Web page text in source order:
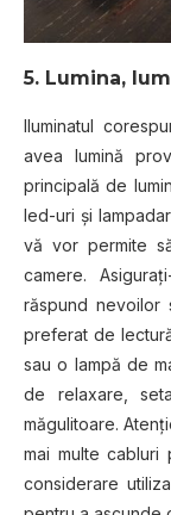
5. Lumina,
Iluminatul
avea lumină
principală de
led-uri și
vă vor permite
camere.
răspund nevoilor
preferat de
sau o lampă de
de relaxare,
măgulitoare.
mai multe
considerare